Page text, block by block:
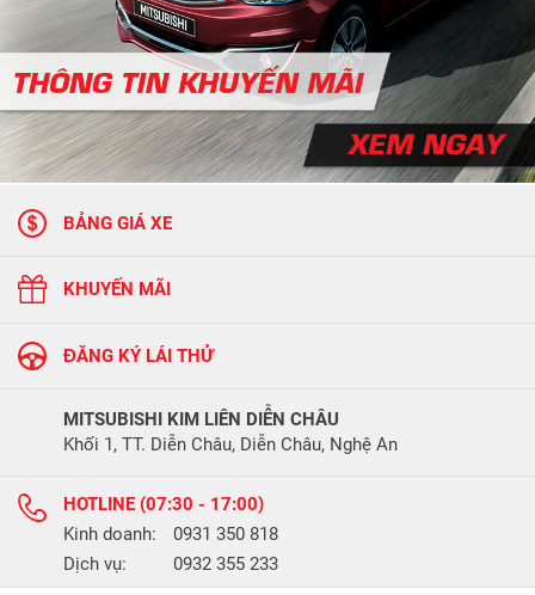
BẢNG GIÁ XE
KHUYẾN MÃI
ĐĂNG KÝ LÁI THỬ
MITSUBISHI KIM LIÊN DIỄN CHÂU
Khối 1, TT. Diễn Châu, Diễn Châu, Nghệ An
HOTLINE (07:30 - 17:00)
Kinh doanh:
0931 350 818
Dịch vụ:
0932 355 233